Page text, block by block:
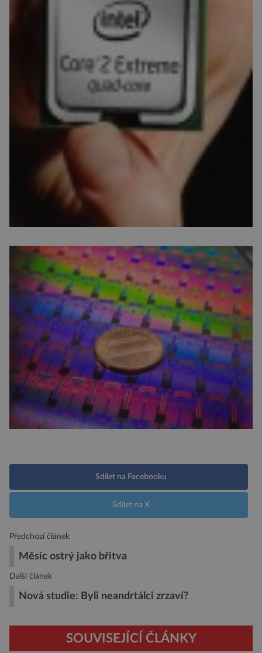
Sdílet na Facebooku
Sdílet na X
Předchozí článek
Měsíc ostrý jako břitva
Další článek
Nová studie: Byli neandrtálci zrzaví?
SOUVISEJÍCÍ ČLÁNKY